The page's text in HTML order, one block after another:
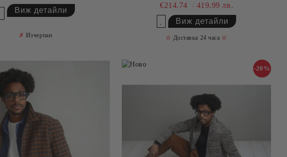
Виж детайли
✗ Изчерпан
€214.74
419.99 лв.
Виж детайли
✫ Доставка 24 часа ✫
-20%